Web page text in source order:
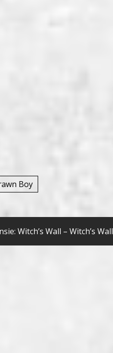
Boy
Witch’s Wall – Witch’s Wall